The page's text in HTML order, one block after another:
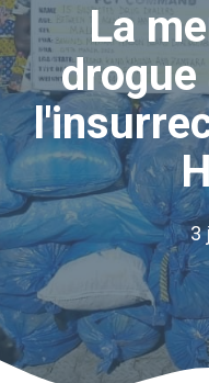
La
3